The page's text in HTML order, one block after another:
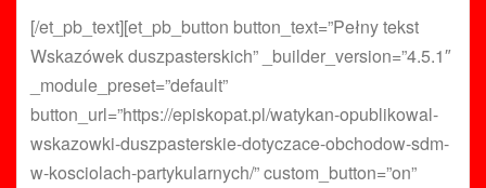
[/et_pb_text][et_pb_button button_text=”Pełny tekst
Wskazówek duszpasterskich” _builder_version=”4.5.1″
_module_preset=”default”
button_url=”https://episkopat.pl/watykan-opublikowal-
wskazowki-duszpasterskie-dotyczace-obchodow-sdm-
w-kosciolach-partykularnych/” custom_button=”on”